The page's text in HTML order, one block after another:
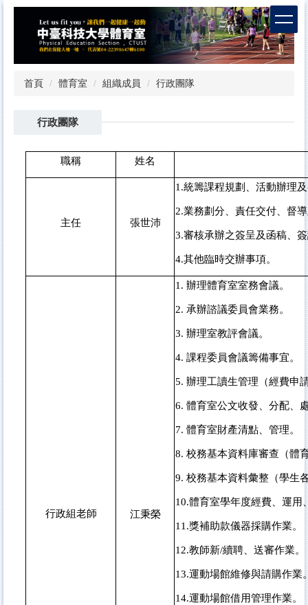
跳
內
首頁 體育室 組織成員 行政團隊
行政團隊
職稱 姓名
主任 張世沛
1.統籌課程規劃、活動辦理
2.業務劃分、責任交付、督
3.審核承辦之簽呈及函稿、
4.其他臨時交辦事項。
行政組老師 江秉榮
1. 辦理體育室室務會議。
2. 承辦諮議委員會業務。
3. 辦理室教評會議。
4. 課程委員會議籌備事宜。
5. 辦理工讀生管理（經費申
6. 體育室公文收發、分配、
7. 體育室財產清點、管理。
8. 校務基本資料庫審查（體
9. 校務基本資料彙整（學生
10.體育室學年度經費、運用
11.獎補助款儀器採購作業。
12.教師新/續聘、送審作業。
13.運動場館維修與請購作業
14.運動場館借用管理作業。